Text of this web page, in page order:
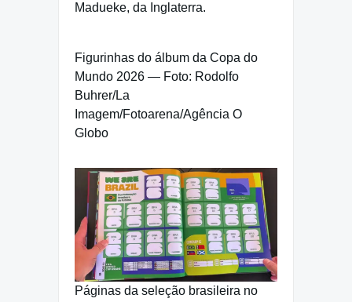
Madueke, da Inglaterra.
Figurinhas do álbum da Copa do
Mundo 2026 — Foto: Rodolfo
Buhrer/La
Imagem/Fotoarena/Agência O
Globo
Páginas da seleção brasileira no